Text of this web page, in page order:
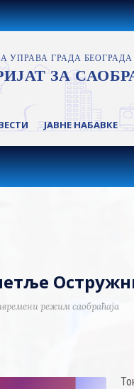
ЈАВНЕ НАБАВКЕ
режим саобраћаја